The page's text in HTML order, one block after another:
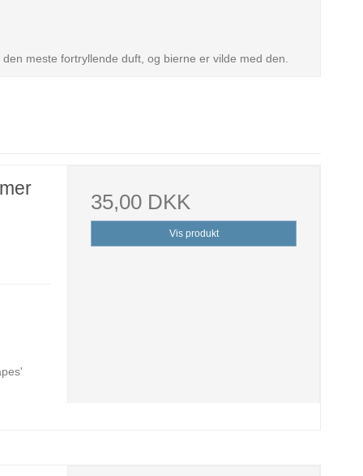
meste fortryllende duft, og bierne er vilde med den.
35,00 DKK
Vis produkt